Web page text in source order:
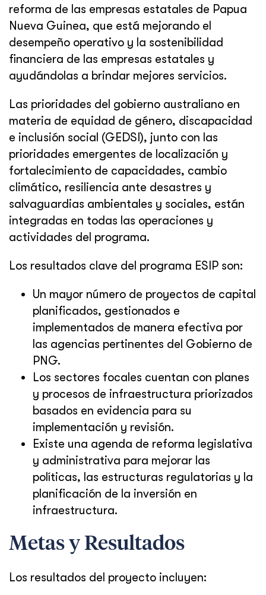
reforma de las empresas estatales de Papua
Nueva Guinea, que está mejorando el
desempeño operativo y la sostenibilidad
financiera de las empresas estatales y
ayudándolas a brindar mejores servicios.
Las prioridades del gobierno australiano en
materia de equidad de género, discapacidad
e inclusión social (GEDSI), junto con las
prioridades emergentes de localización y
fortalecimiento de capacidades, cambio
climático, resiliencia ante desastres y
salvaguardias ambientales y sociales, están
integradas en todas las operaciones y
actividades del programa.
Los resultados clave del programa ESIP son:
Un mayor número de proyectos de capital
planificados, gestionados e
implementados de manera efectiva por
las agencias pertinentes del Gobierno de
PNG.
Los sectores focales cuentan con planes
y procesos de infraestructura priorizados
basados en evidencia para su
implementación y revisión.
Existe una agenda de reforma legislativa
y administrativa para mejorar las
políticas, las estructuras regulatorias y la
planificación de la inversión en
infraestructura.
Metas y Resultados
Los resultados del proyecto incluyen: